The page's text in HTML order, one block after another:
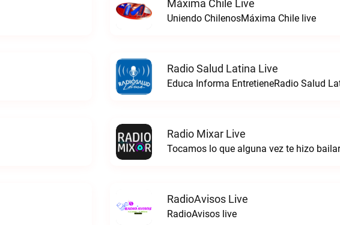
Máxima Chile Live
Uniendo ChilenosMáxima Chile live
Radio Salud Latina Live
Educa Informa EntretieneRadio Salud
Radio Mixar Live
Tocamos lo que alguna vez te hizo
RadioAvisos Live
RadioAvisos live